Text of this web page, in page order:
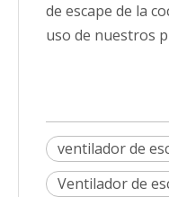
de escape de la
uso de nuestros
ventilador de
Ventilador de